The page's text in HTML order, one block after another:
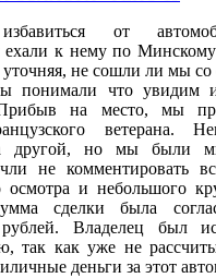
от
к нему по
не сошли ли мы со
понимали что увидим
на место, мы
ветерана.
другой, но мы были
не комментировать
и небольшого
сделки была
Владелец был
так как уже не
деньги за этот